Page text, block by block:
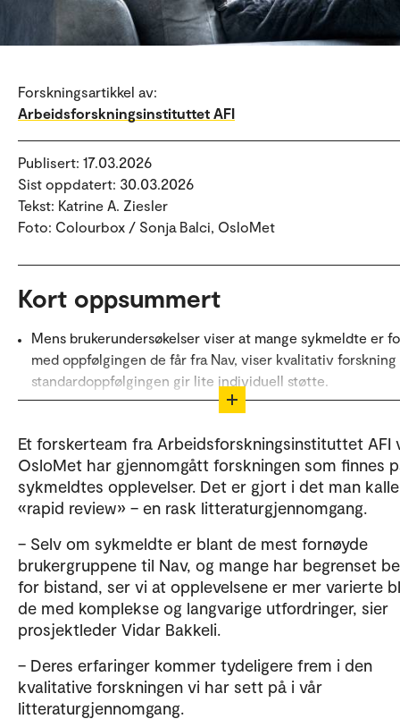
Forskningsartikkel av:
Arbeidsforskningsinstituttet AFI
Publisert: 17.03.2026
Sist oppdatert: 30.03.2026
Tekst: Katrine A. Ziesler
Foto: Colourbox / Sonja Balci, OsloMet
Kort oppsummert
Mens brukerundersøkelser viser at mange sykmeldte er
med oppfølgingen de får fra Nav, viser kvalitativ
standardoppfølgingen gir lite individuell støtte.
Mange synes informasjonen de får fra Nav er forvirrende
seg ikke sett eller godt fulgt opp. Dette gjelder særlig de
langvarige eller komplekse utfordringer.
Forsøk med tettere, mer relasjonell og individuelt
oppfølging og bedre kommunikasjon gir langt mer positive
Deler av Kort oppsummert er laget ved hjelp av
Copilot. Teksten er kvalitetssikret av OsloMet.
Et forskerteam fra Arbeidsforskningsinstituttet AFI
OsloMet har gjennomgått forskningen som finnes
sykmeldtes opplevelser. Det er gjort i det man
«rapid review» – en rask litteraturgjennomgang.
– Selv om sykmeldte er blant de mest fornøyde
brukergruppene til Nav, og mange har begrenset
for bistand, ser vi at opplevelsene er mer varierte
de med komplekse og langvarige utfordringer, sier
prosjektleder Vidar Bakkeli.
– Deres erfaringer kommer tydeligere frem i den
kvalitative forskningen vi har sett på i vår
litteraturgjennomgang.